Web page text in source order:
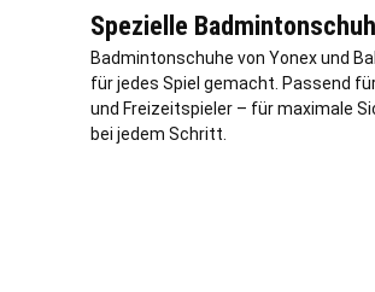
Spezielle
Badmintonschuhe von Yonex und
für jedes Spiel gemacht. Passend
und Freizeitspieler – für maximale
bei jedem Schritt.